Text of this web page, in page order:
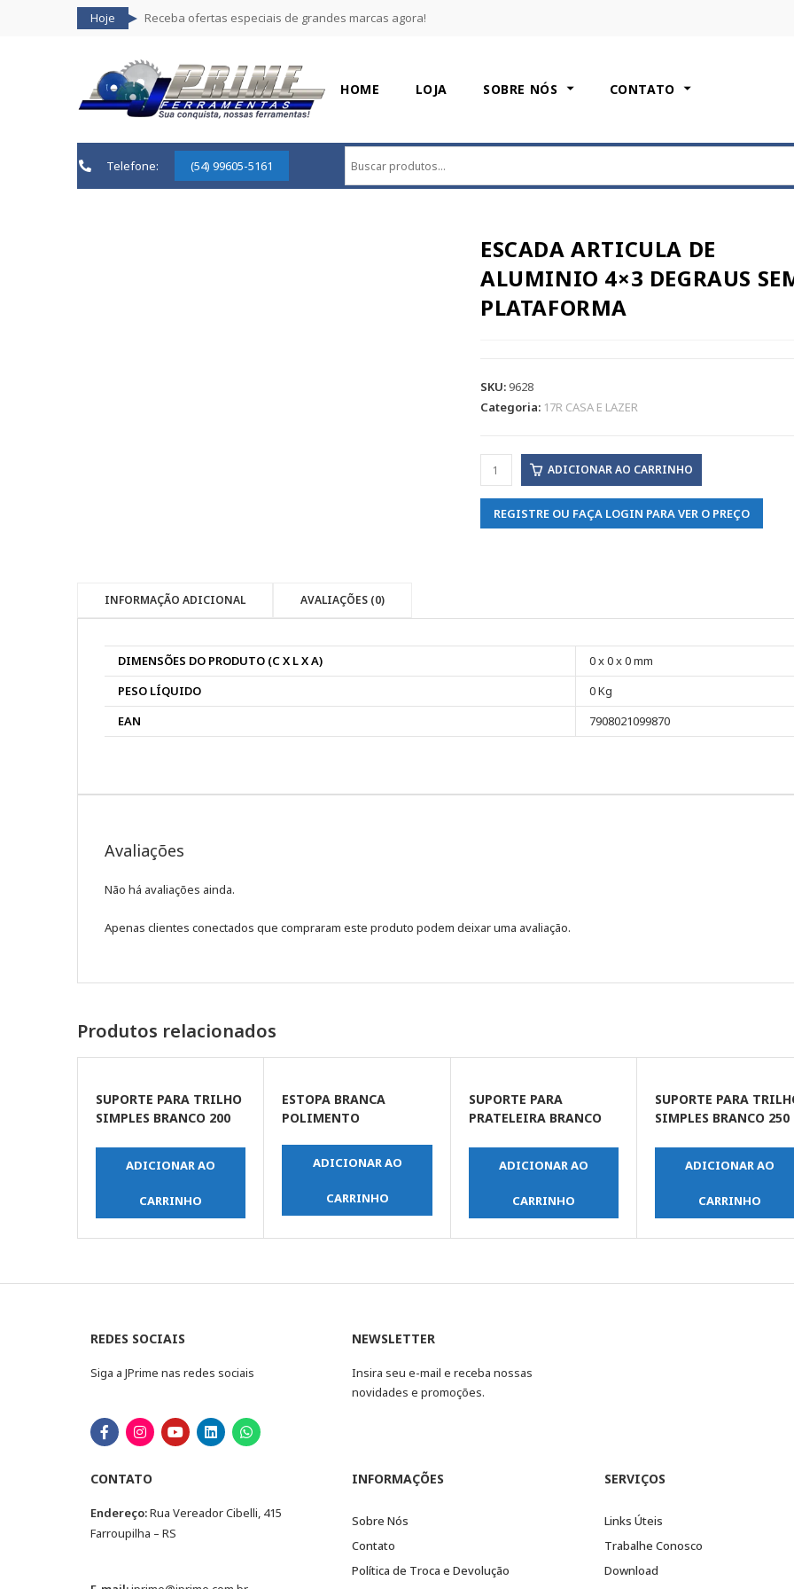
Hoje Receba ofertas especiais de grandes marcas agora!
HOME LOJA SOBRE NÓS CONTATO
Telefone: (54) 99605-5161
ESCADA ARTICULA DE
ALUMINIO 4×3 DEGRAUS
PLATAFORMA
SKU:9628
Categoria: 17R CASA E LAZER
ADICIONAR AO CARRINHO
REGISTRE OU FAÇA LOGIN PARA VER O PREÇO
INFORMAÇÃO ADICIONAL AVALIAÇÕES (0)
DIMENSÕES DO PRODUTO (C X L X A)
0 x 0 x 0 mm
PESO LÍQUIDO
0 Kg
EAN
7908021099870
Avaliações
Não há avaliações ainda.
Apenas clientes conectados que compraram este produto podem deixar uma avaliação.
Produtos relacionados
SUPORTE PARA TRILHO
SIMPLES BRANCO 200
ADICIONAR AO
CARRINHO
ESTOPA BRANCA
POLIMENTO
ADICIONAR AO
CARRINHO
SUPORTE PARA
PRATELEIRA BRANCO
ADICIONAR AO
CARRINHO
SUPORTE PARA
SIMPLES BRANCO 250
ADICIONAR AO
CARRINHO
REDES SOCIAIS
Siga a JPrime nas redes sociais
NEWSLETTER
Insira seu e-mail e receba nossas
novidades e promoções.
CONTATO
Endereço:Rua Vereador Cibelli, 415
Farroupilha – RS
INFORMAÇÕES
Sobre Nós
Contato
Política de Troca e Devolução
SERVIÇOS
Links Úteis
Trabalhe Conosco
Download